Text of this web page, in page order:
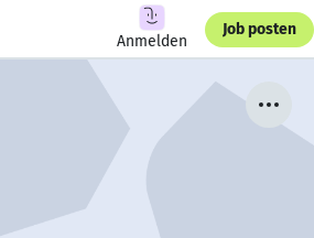
Anmelden
Job posten